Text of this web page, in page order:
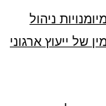
ניהול
של ייעוץ ארגוני